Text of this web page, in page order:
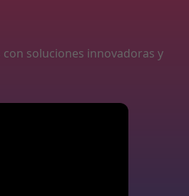
con soluciones innovadoras y